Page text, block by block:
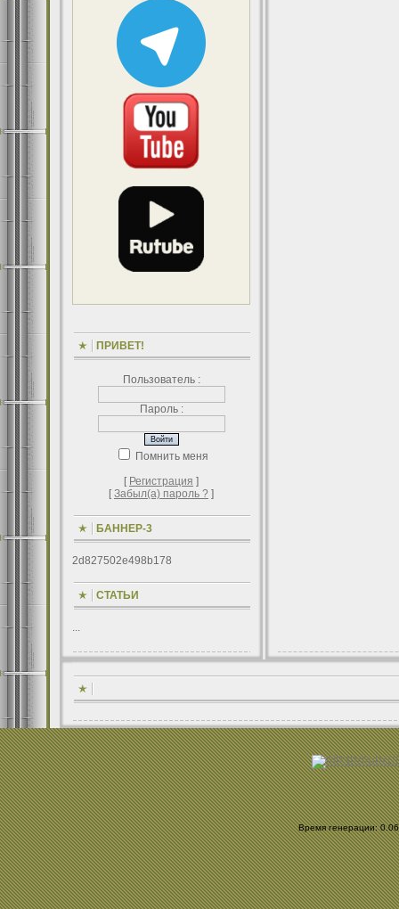
ПРИВЕТ!
Пользователь :
Пароль :
Помнить меня
[ Регистрация ]
[Забыл(а) пароль ? ]
БАННЕР-3
2d827502e498b178
СТАТЬИ
...
Время генерации: